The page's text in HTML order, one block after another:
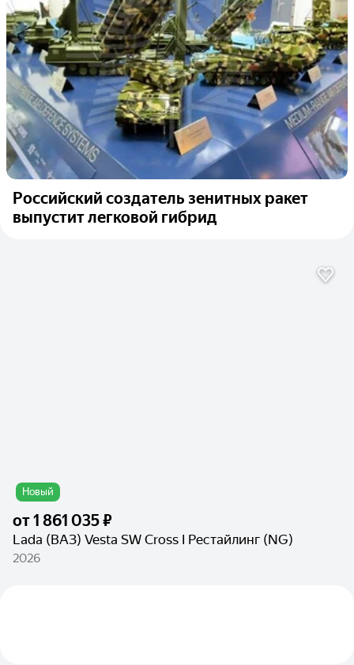
Российский создатель зенитных ракет
выпустит легковой гибрид
Новый
от1 861 035 ₽
Lada (ВАЗ) Vesta SW Cross I Рестайлинг (NG)
2026